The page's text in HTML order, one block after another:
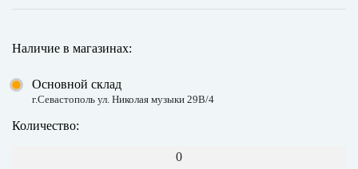
Наличие в магазинах:
Основной склад
г.Севастополь ул. Николая музыки 29В/4
Количество:
0